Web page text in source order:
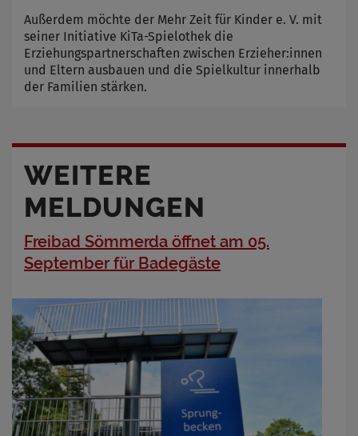
Außerdem möchte der Mehr Zeit für Kinder e. V. mit
seiner Initiative KiTa-Spielothek die
Erziehungspartnerschaften zwischen Erzieher:innen
und Eltern ausbauen und die Spielkultur innerhalb
der Familien stärken.
WEITERE
MELDUNGEN
Freibad Sömmerda öffnet am 05.
September für Badegäste